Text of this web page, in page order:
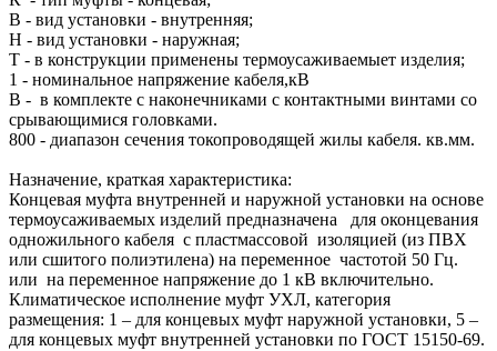
В - вид установки - внутренняя;
Н - вид установки - наружная;
Т - в конструкции применены термоусаживаемыет изделия;
1 - номинальное напряжение кабеля,кВ
В - в комплекте с наконечниками с контактными винтами со
срывающимися головками.
800 - диапазон сечения токопроводящей жилы кабеля. кв.мм.
Назначение, краткая характеристика:
Концевая муфта внутренней и наружной установки на основе
термоусаживаемых изделий предназначена для оконцевания
одножильного кабеля с пластмассовой изоляцией (из ПВХ
или сшитого полиэтилена) на переменное частотой 50 Гц.
или на переменное напряжение до 1 кВ включительно.
Климатическое исполнение муфт УХЛ, категория
размещения: 1 – для концевых муфт наружной установки, 5 –
для концевых муфт внутренней установки по ГОСТ 15150-69.